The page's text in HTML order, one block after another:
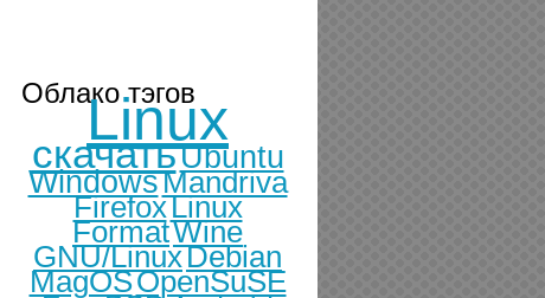
Облако тэгов
Linux
скачатьUbuntu
WindowsMandriva
FirefoxLinux
FormatWine
GNU/LinuxDebian
MagOSOpenSuSE